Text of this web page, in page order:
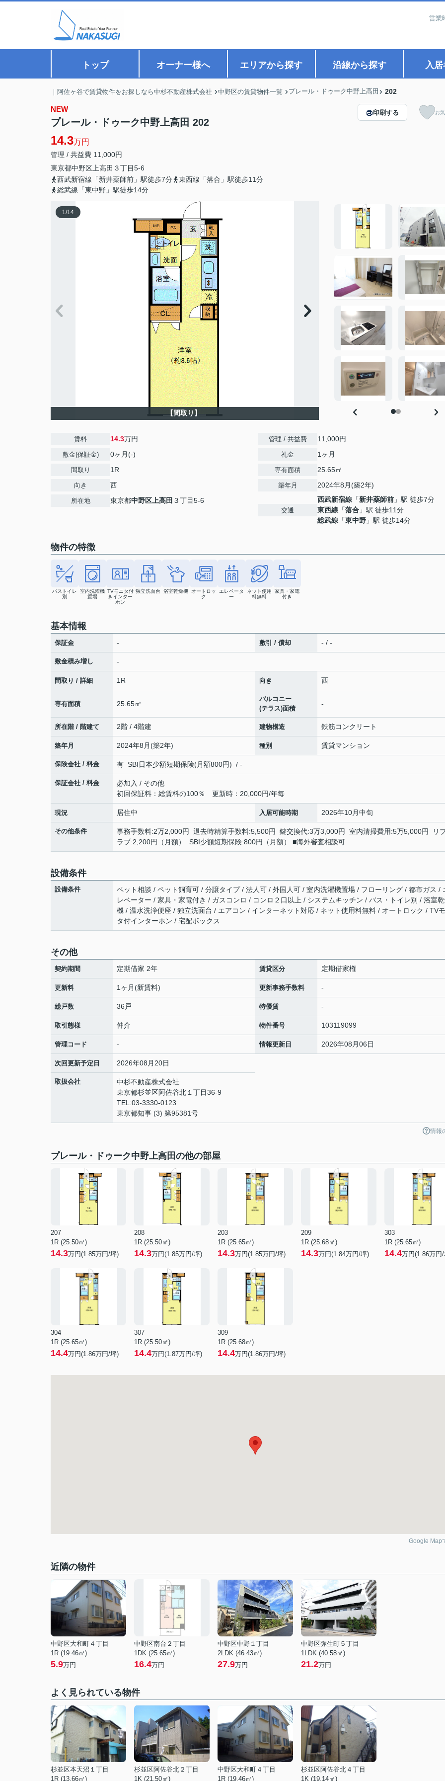
営業
トップ オーナー様へ エリアから探す 沿線から探す 入
｜阿佐ヶ谷で賃貸物件をお探しなら中杉不動産株式会社 中野区の賃貸物件一覧 プレール・ドゥーク中野上高田 202
NEW
プレール・ドゥーク中野上高田 202
14.3万円
管理 / 共益費 11,000円
東京都中野区 上高田 ３丁目5-6
西武新宿線「新井薬師前」駅徒歩7分
東西線「落合」駅徒歩11分
総武線「東中野」駅徒歩14分
印刷する お
1/14
【間取り】
賃料 14.3万円
敷金(保証金) 0ヶ月(-)
間取り 1R
向き 西
所在地 東京都中野区 上高田 ３丁目5-6
管理 / 共益費 11,000円
礼金 1ヶ月
専有面積 25.65㎡
築年月 2024年8月(築2年)
交通
西武新宿線 「新井薬師前 」駅 徒歩7分
東西線 「落合 」駅 徒歩11分
総武線 「東中野 」駅 徒歩14分
物件の特徴
バストイレ
別
室内洗濯機
置場
TVモニタ付
きインター
ホン
独立洗面台 浴室乾燥機
オートロッ
ク
エレベータ
ー
ネット使用
料無料
家具・家電
付き
基本情報
保証金 - 敷引 / 償却 - / -
敷金積み増し -
間取り / 詳細 1R 向き 西
専有面積 25.65㎡
バルコニー
(テラス)面積
-
所在階 / 階建て 2階 / 4階建 建物構造 鉄筋コンクリート
築年月 2024年8月(築2年) 種別 賃貸マンション
保険会社 / 料金 有 SBI日本少額短期保険(月額800円) / -
保証会社 / 料金
必加入 / その他
初回保証料：総賃料の100％ 更新時：20,000円/年毎
現況 居住中 入居可能時期 2026年10月中旬
その他条件
事務手数料:2万2,000円 退去時精算手数料:5,500円 鍵交換代:3万3,000円 室内清掃費用:5万5,000円 リ
ラブ:2,200円（月額） SBI少額短期保険:800円（月額） ■海外審査相談可
設備条件
設備条件
ペット相談 / ペット飼育可 / 分譲タイプ / 法人可 / 外国人可 / 室内洗濯機置場 / フローリング / 都市ガス /
レベーター / 家具・家電付き / ガスコンロ / コンロ２口以上 / システムキッチン / バス・トイレ別 / 浴室
機 / 温水洗浄便座 / 独立洗面台 / エアコン / インターネット対応 / ネット使用料無料 / オートロック / TV
タ付インターホン / 宅配ボックス
その他
契約期間 定期借家 2年 賃貸区分 定期借家権
更新料 1ヶ月(新賃料) 更新事務手数料 -
総戸数 36戸 特優賃 -
取引態様 仲介 物件番号 103119099
管理コード - 情報更新日 2026年08月06日
次回更新予定日 2026年08月20日
取扱会社
中杉不動産株式会社
東京都杉並区阿佐谷北１丁目36-9
TEL:03-3330-0123
東京都知事 (3) 第95381号
情報
プレール・ドゥーク中野上高田の他の部屋
207
1R (25.50㎡)
14.3万円(1.85万円/坪)
208
1R (25.50㎡)
14.3万円(1.85万円/坪)
203
1R (25.65㎡)
14.3万円(1.85万円/坪)
209
1R (25.68㎡)
14.3万円(1.84万円/坪)
303
1R (25.65㎡)
14.4万円(1.86万円
304
1R (25.65㎡)
14.4万円(1.86万円/坪)
307
1R (25.50㎡)
14.4万円(1.87万円/坪)
309
1R (25.68㎡)
14.4万円(1.86万円/坪)
Google Map
近隣の物件
中野区大和町４丁目
1R (19.46㎡)
5.9万円
中野区南台２丁目
1DK (25.65㎡)
16.4万円
中野区中野１丁目
2LDK (46.43㎡)
27.9万円
中野区弥生町５丁目
1LDK (40.58㎡)
21.2万円
よく見られている物件
杉並区本天沼１丁目
1R (13.66㎡)
杉並区阿佐谷北２丁目
1K (21.50㎡)
中野区大和町４丁目
1R (19.46㎡)
杉並区阿佐谷北４丁目
1K (19.14㎡)